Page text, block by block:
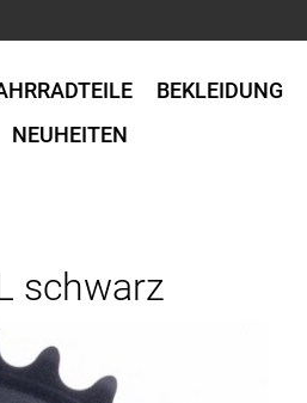
BEKLEIDUNG
NEUHEITEN
schwarz